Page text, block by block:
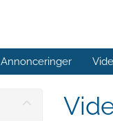
Annonceringer